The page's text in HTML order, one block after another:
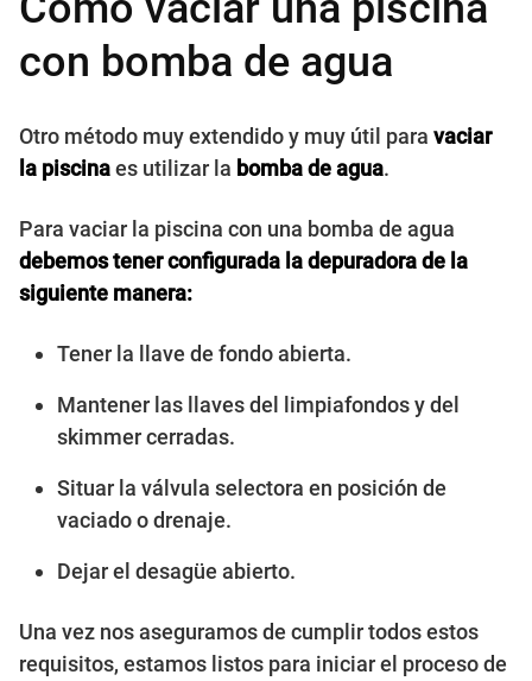
con bomba de agua
Otro método muy extendido y muy útil para vaciar
la piscinaes utilizar la bomba de agua.
Para vaciar la piscina con una bomba de agua
debemos tener configurada la depuradora de la
siguiente manera:
Tener la llave de fondo abierta.
Mantener las llaves del limpiafondos y del
skimmer cerradas.
Situar la válvula selectora en posición de
vaciado o drenaje.
Dejar el desagüe abierto.
Una vez nos aseguramos de cumplir todos estos
requisitos, estamos listos para iniciar el proceso de